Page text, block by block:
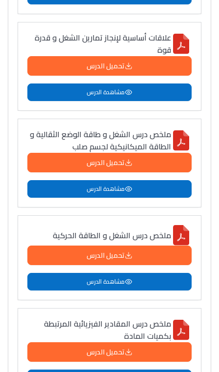
علاقات أساسية لإنجاز تمارين الشغل و قدرة
قوة
تحميل الدرس
مشاهدة الدرس
ملخص درس الشغل و طاقة الوضع الثقالية و
الطاقة الميكانيكية لجسم صلب
تحميل الدرس
مشاهدة الدرس
ملخص درس الشغل و الطاقة الحركية
تحميل الدرس
مشاهدة الدرس
ملخص درس المقادير الفيزيائية المرتبطة
بكميات المادة
تحميل الدرس